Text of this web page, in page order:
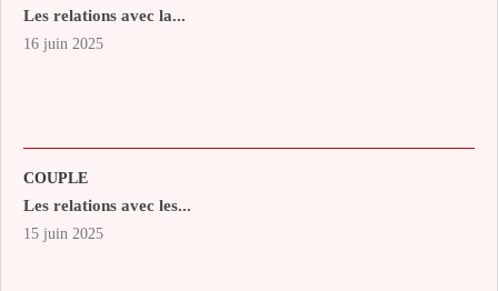
Les relations avec la...
16 juin 2025
COUPLE
Les relations avec les...
15 juin 2025